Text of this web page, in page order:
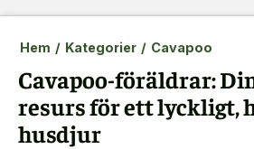
Hem / Kategorier / Cavapoo
Cavapoo-föräldrar:
resurs för ett lyckligt,
husdjur